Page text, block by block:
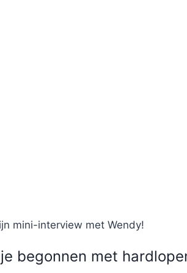
mini-interview met Wendy!
begonnen met